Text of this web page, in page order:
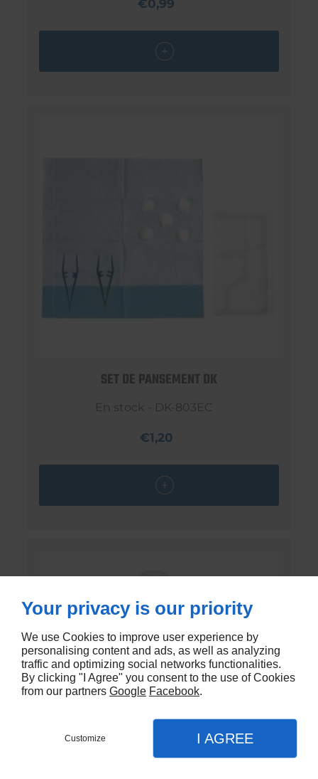
€0,99
SET DE PANSEMENT DK
En stock - DK-803EC
€1,20
Your privacy is our priority
We use Cookies to improve user experience by
personalising content and ads, as well as analyzing
traffic and optimizing social networks functionalities.
By clicking "I Agree" you consent to the use of Cookies
from our partners Google Facebook.
Customize I AGREE